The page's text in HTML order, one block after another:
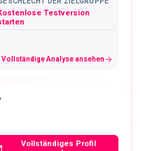
Testversion
Vollständige Analyse ansehen
Vollständiges Profil